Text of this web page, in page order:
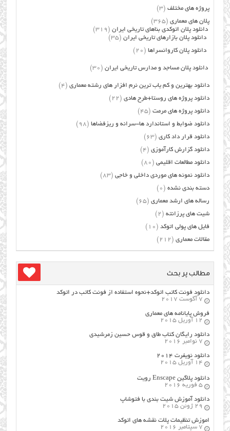
پروژه های مختلف (3)
پلان های معماری (365)
دانلود پلان اتوکدی بناهای تاریخی ایران (319)
دانلود پلان بازارهای تاریخی ایران (35)
دانلود پلان کاروانسراها (20)
دانلود پلان مساجد و مدارس تاریخی ایران (30)
دانلود بهترین و کم یاب ترین نرم افزار های رشته معماری (4)
دانلود پروژه های روستا+طرح هادی (22)
دانلود پروژه های مرمت (45)
دانلود ضوابط و استاندارد ها-سرانه و ریزفضاها (98)
دانلود قرار داد کاری (63)
دانلود گزارش کارآموزی (4)
دانلود مطالعات اقلیمی (80)
دانلود نمونه های موردی داخلی و خاجی (83)
دسته بندی نشده (0)
رساله های ارشد معماری (65)
شیت های پرزانته (2)
فایل های پولی اتوکد (10)
مقالات معماری (212)
مطالب پر بحث
دانلود فونت کاتب اتوکد+نحوه استفاده از فونت کاتب در اتوکد
7 آگوست 2017
فروش پایانامه های معماری
12 آوریل 2015
دانلود رایگان کتاب طاق و قوس حسین زمرشیدی
7 نوامبر 2016
دانلود نویفرت ۲۰۱۴
14 آوریل 2015
دانلود پلاگین Enscape رویت
5 فوریه 2016
دانلود آموزش شیت بندی با فتوشاپ
29 ژوئن 2015
اموزش تنظیمات پلات نقشه های اتوکد
7 سپتامبر 2016